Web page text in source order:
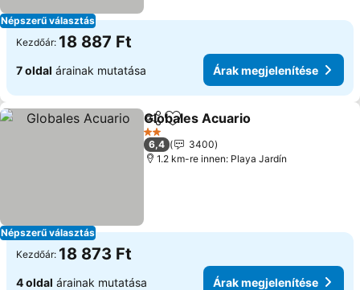
Népszerű választás
Kezdőár: 18 887 Ft
7 oldal árainak mutatása Árak megjelenítése
Népszerű választás
Megosztás
Hozzáadás a kedvencekhez
Globales Acuario
2 Kategória
6,4
3400
1.2 km-re innen: Playa Jardín
Kezdőár: 18 873 Ft
4 oldal árainak mutatása Árak megjelenítése